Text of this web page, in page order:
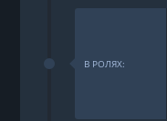
В РОЛЯХ: